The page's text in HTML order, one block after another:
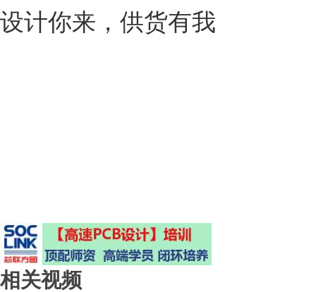
设计你来，供货有我
相关视频